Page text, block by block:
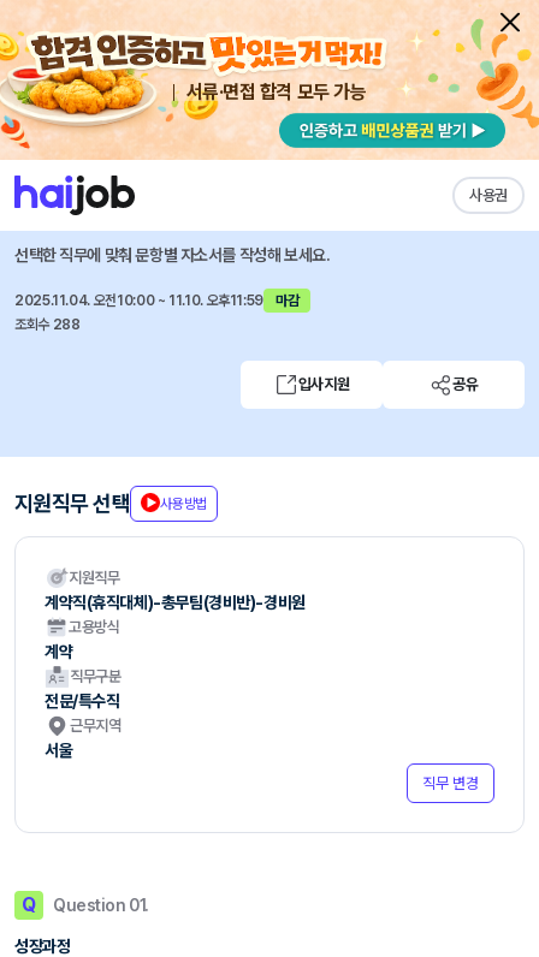
서류·면접 합격 모두 가능
사용권
채용공고 자소서 자유항목 자소서 내 작성목록
중앙대학교병원 즐겨찾기
(서울병원) 총무팀 경비 (휴직대체) 모집(2025.11)
선택한 직무에 맞춰 문항별 자소서를 작성해 보세요.
2025.11.04. 오전10:00 ~ 11.10. 오후11:59
마감
조회수 288
입사지원 공유
지원직무 선택 사용방법
지원직무
계약직(휴직대체)-총무팀(경비반)-경비원
고용방식
계약
직무구분
전문/특수직
근무지역
서울
직무 변경
Q Question 01.
성장과정